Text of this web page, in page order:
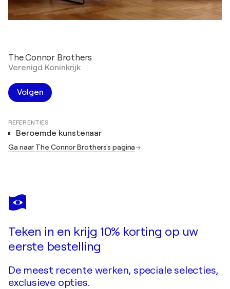
The Connor Brothers
Verenigd Koninkrijk
Volgen
REFERENTIES
Beroemde kunstenaar
Ga naar The Connor Brothers's pagina
Teken in en krijg 10% korting op uw
eerste bestelling
De meest recente werken, speciale selecties,
exclusieve opties.